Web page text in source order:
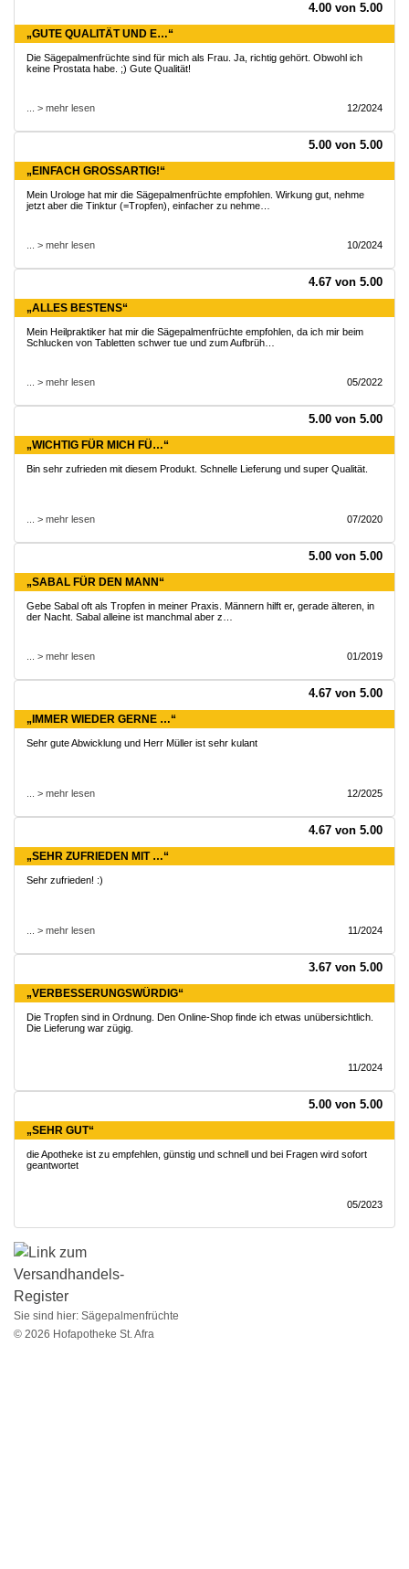
4.00 von 5.00
„GUTE QUALITÄT UND E…“
Die Sägepalmenfrüchte sind für mich als Frau. Ja, richtig gehört. Obwohl ich
keine Prostata habe. ;) Gute Qualität!
... > mehr lesen 12/2024
5.00 von 5.00
„EINFACH GROSSARTIG!“
Mein Urologe hat mir die Sägepalmenfrüchte empfohlen. Wirkung gut, nehme
jetzt aber die Tinktur (=Tropfen), einfacher zu nehme…
... > mehr lesen 10/2024
4.67 von 5.00
„ALLES BESTENS“
Mein Heilpraktiker hat mir die Sägepalmenfrüchte empfohlen, da ich mir beim
Schlucken von Tabletten schwer tue und zum Aufbrüh…
... > mehr lesen 05/2022
5.00 von 5.00
„WICHTIG FÜR MICH FÜ…“
Bin sehr zufrieden mit diesem Produkt. Schnelle Lieferung und super Qualität.
... > mehr lesen 07/2020
5.00 von 5.00
„SABAL FÜR DEN MANN“
Gebe Sabal oft als Tropfen in meiner Praxis. Männern hilft er, gerade älteren, in
der Nacht. Sabal alleine ist manchmal aber z…
... > mehr lesen 01/2019
4.67 von 5.00
„IMMER WIEDER GERNE …“
Sehr gute Abwicklung und Herr Müller ist sehr kulant
... > mehr lesen 12/2025
4.67 von 5.00
„SEHR ZUFRIEDEN MIT …“
Sehr zufrieden! :)
... > mehr lesen 11/2024
3.67 von 5.00
„VERBESSERUNGSWÜRDIG“
Die Tropfen sind in Ordnung. Den Online-Shop finde ich etwas unübersichtlich.
Die Lieferung war zügig.
11/2024
5.00 von 5.00
„SEHR GUT“
die Apotheke ist zu empfehlen, günstig und schnell und bei Fragen wird sofort
geantwortet
05/2023
Sie sind hier: Sägepalmenfrüchte
© 2026 Hofapotheke St. Afra